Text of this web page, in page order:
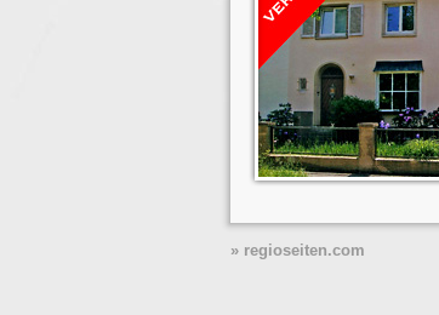
» regioseiten.com